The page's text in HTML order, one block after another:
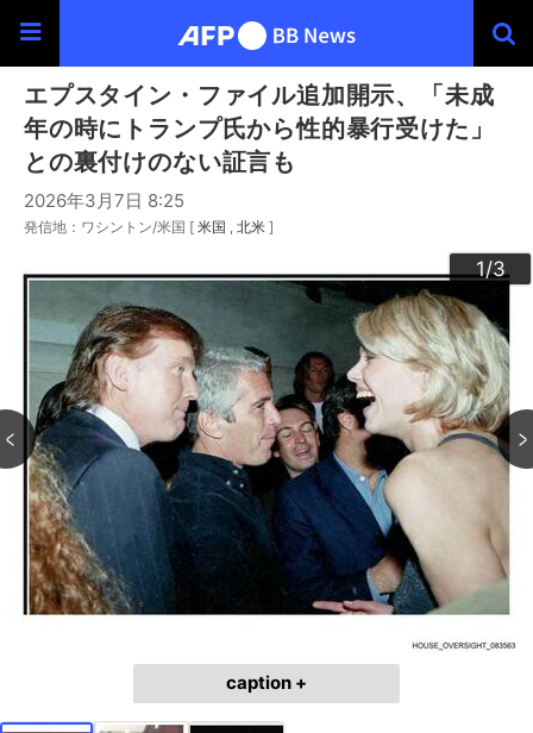
エプスタイン・ファイル追加開示、「未成
年の時にトランプ氏から性的暴行受けた」
との裏付けのない証言も
2026年3月7日 8:25
発信地：ワシントン/米国 [ 米国 北米 ]
1/3
2/3
3/3
caption +